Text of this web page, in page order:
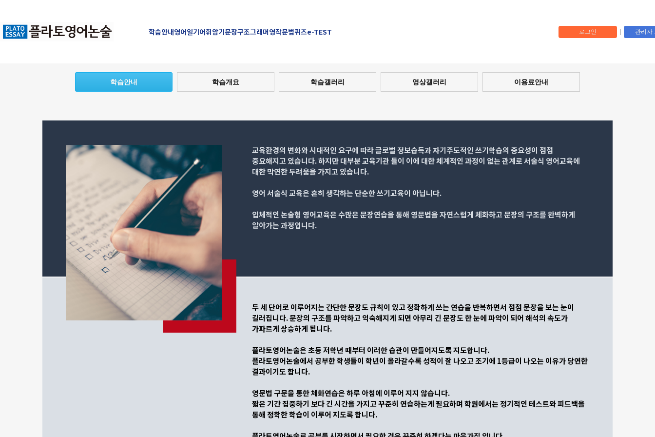
학습안내영어일기어휘암기문장구조그래머영작문법퀴즈e-TEST 로그인 관리자
학습안내 학습개요 학습갤러리 영상갤러리 이용료안내
교육환경의 변화와 시대적인 요구에 따라 글로벌 정보습득과 자기주도적인 쓰기학습의 중요성이 점점
중요해지고 있습니다. 하지만 대부분 교육기관 들이 이에 대한 체계적인 과정이 없는 관계로 서술식 영어교육에
대한 막연한 두려움을 가지고 있습니다.
영어 서술식 교육은 흔히 생각하는 단순한 쓰기교육이 아닙니다.
입체적인 논술형 영어교육은 수많은 문장연습을 통해 영문법을 자연스럽게 체화하고 문장의 구조를 완벽하게
알아가는 과정입니다.
두 세 단어로 이루어지는 간단한 문장도 규칙이 있고 정확하게 쓰는 연습을 반복하면서 점점 문장을 보는 눈이
길러집니다. 문장의 구조를 파악하고 익숙해지게 되면 아무리 긴 문장도 한 눈에 파악이 되어 해석의 속도가
가파르게 상승하게 됩니다.
플라토영어논술은 초등 저학년 때부터 이러한 습관이 만들어지도록 지도합니다.
플라토영어논술에서 공부한 학생들이 학년이 올라갈수록 성적이 잘 나오고 조기에 1등급이 나오는 이유가 당연한
결과이기도 합니다.
영문법 구문을 통한 체화연습은 하루 아침에 이루어 지지 않습니다.
짧은 기간 집중하기 보다 긴 시간을 가지고 꾸준히 연습하는게 필요하며 학원에서는 정기적인 테스트와 피드백을
통해 정학한 학습이 이루어 지도록 합니다.